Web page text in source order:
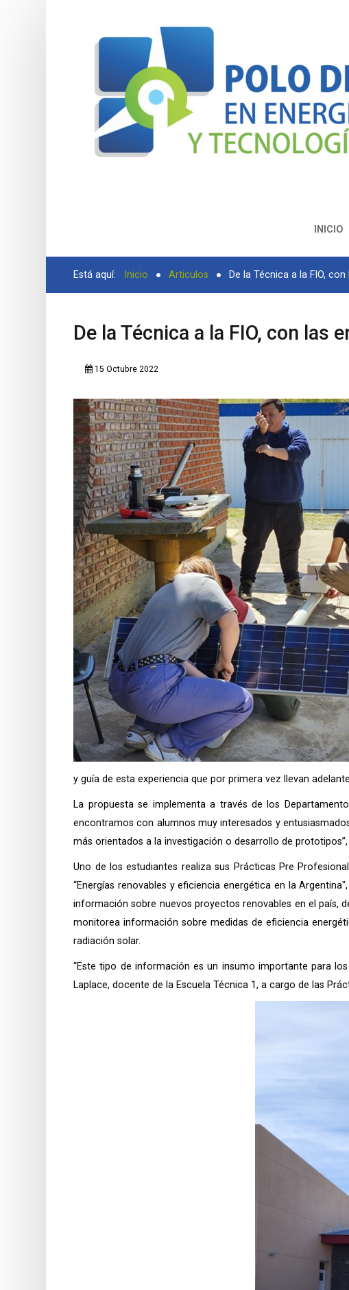
BUSCAR
INICIO
Está aquí: Inicio Articulos De la Técnica a la FIO,
De la Técnica a la FIO, con las
15 Octubre 2022
y guía de esta experiencia que por primera vez llevan
La propuesta se implementa a través de los
encontramos con alumnos muy interesados y
más orientados a la investigación o desarrollo de
Uno de los estudiantes realiza sus Prácticas Pre
“Energías renovables y eficiencia energética en la
información sobre nuevos proyectos renovables en el país,
monitorea información sobre medidas de eficiencia
radiación solar.
“Este tipo de información es un insumo importante para
Laplace, docente de la Escuela Técnica 1, a cargo de las